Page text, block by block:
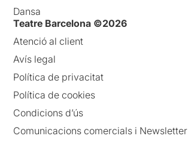
Dansa
Teatre Barcelona ©2026
Atenció al client
Avís legal
Política de privacitat
Política de cookies
Condicions d’ús
Comunicacions comercials i Newsletter